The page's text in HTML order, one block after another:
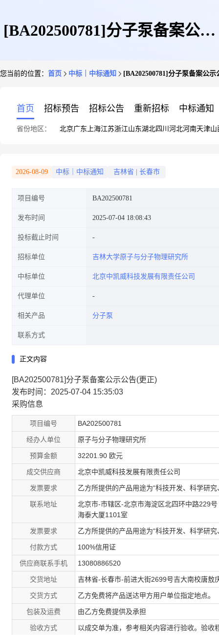
[BA202500781]分子泵备案公示
您当前的位置： 首页 中标｜中标通知 [BA202500781]分子泵备案公示
首页 招标预告 招标公告 重新招标 中标通知
省份地区： 北京广东 上海江苏浙江山东湖北四川 河北河南天津山
2026-08-09 中标｜中标通知 吉林省 长春市
项目编号 BA202500781
发布时间 2025-07-04 18:08:43
投标截止时间
招标单位 吉林大学原子与分子物理研究所
中标单位 北京中凯威科技发展有限责任公司
代理单位
相关产品 分子泵
联系方式
正文内容
[BA202500781]分子泵备案公示公告(更正)
发布时间：2025-07-04 15:35:03
采购信息
项目编号 BA202500781
经办人单位 原子与分子物理研究所
预算金额 32201.90 欧元
成交供应商 北京中凯威科技发展有限责任公司
发票要求 乙方所提供的产品用途为“科技开发、科学研
联系地址
北京市-市辖区-北京市海淀区北四环中路229号
海泰大厦1101室
发票要求 乙方所提供的产品用途为“科技开发、科学研
付款方式 100%信用证
供应商联系手机 13080886520
交货地址 吉林省-长春市-前进大街2699号吉大南校唐敖
交货方式 乙方免费将产品送达甲方用户单位指定地点。
包装及运费 由乙方免费提供及承担
验收方式 以成交单为准，参考相关内容进行验收。验收